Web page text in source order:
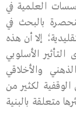
العلمية في
بالبحث في
إلا أن هذه
الأسلوبي
والأخلاقي
الوقفية لكثير من
متعلقة بالبنية